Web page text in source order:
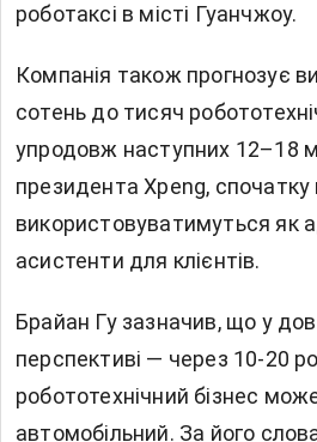
роботаксі в місті Гуанчжоу.
Компанія також прогнозує
сотень до тисяч
упродовж наступних 12–18
президента Xpeng, спочатку
використовуватимуться як
асистенти для клієнтів.
Брайан Гу зазначив, що у
перспективі — через 10-20
робототехнічний бізнес
автомобільний. За його